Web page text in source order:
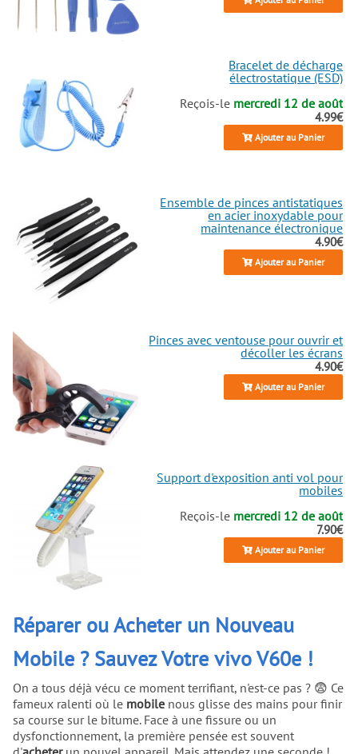
Bracelet de décharge
électrostatique (ESD)
Reçois-le mercredi 12 de août
4.99€
Ajouter au Panier
Ensemble de pinces antistatiques
en acier inoxydable pour
maintenance électronique
4.90€
Ajouter au Panier
Pinces avec ventouse pour ouvrir et
décoller les écrans
4.90€
Ajouter au Panier
Support d'exposition anti vol pour
mobiles
Reçois-le mercredi 12 de août
7.90€
Ajouter au Panier
Réparer ou Acheter un Nouveau
Mobile ? Sauvez Votre vivo V60e !
On a tous déjà vécu ce moment terrifiant, n'est-ce pas ? 😨 Ce
fameux ralenti où le mobile nous glisse des mains pour finir
sa course sur le bitume. Face à une fissure ou un
dysfonctionnement, la première pensée est souvent